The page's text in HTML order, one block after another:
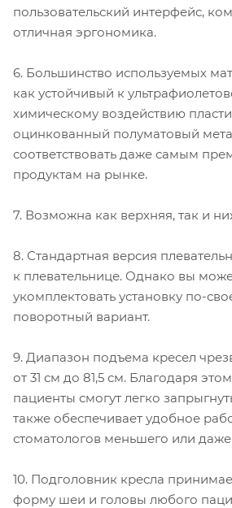
пользовательский интерфейс,
отличная эргономика.
6. Большинство используемых
как устойчивый к
химическому воздействию
оцинкованный полуматовый
соответствовать даже самым
продуктам на рынке.
7. Возможна как верхняя, так и
8. Стандартная версия
к плевательнице. Однако вы
укомплектовать установку по-
поворотный вариант.
9. Диапазон подъема кресел
от 31 см до 81,5 см. Благодаря
пациенты смогут легко
также обеспечивает удобное
стоматологов меньшего или
10. Подголовник кресла
форму шеи и головы любого